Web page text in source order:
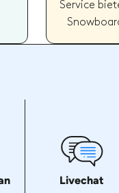
Service
Livechat